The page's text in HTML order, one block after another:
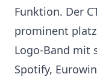
Funktion. Der
prominent
Logo-Band mit
Spotify,